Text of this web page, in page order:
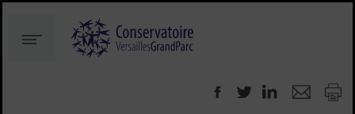
au
contenu
à
Menu